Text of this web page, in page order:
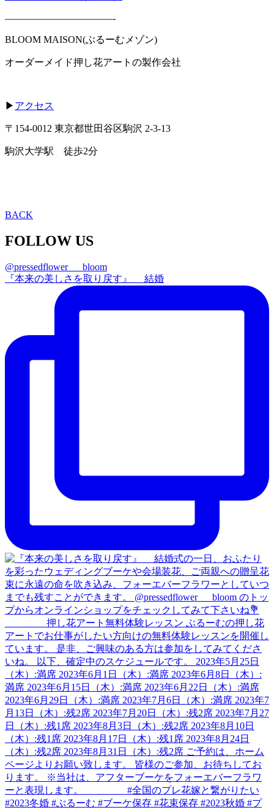
———————————-
BLOOM MAISON(ぶるーむメゾン)
オーダーメイド押し花アートの製作会社
▶ アクセス
〒154-0012 東京都世田谷区駒沢 2-3-13
駒沢大学駅 徒歩2分
BACK
FOLLOW US
@pressedflower___bloom
『本来の美しさを取り戻す』 結婚